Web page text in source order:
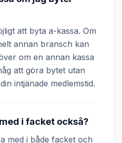
att byta a-kassa. Om
annan bransch kan
om en annan kassa
att göra bytet utan
intjänade medlemstid.
i facket också?
med i både facket och